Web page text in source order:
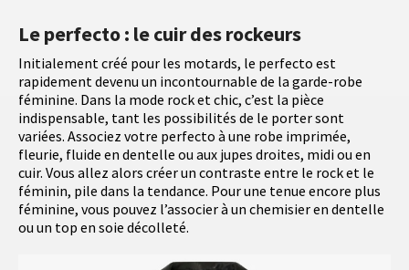
Le perfecto : le cuir des rockeurs
Initialement créé pour les motards, le perfecto est
rapidement devenu un incontournable de la garde-robe
féminine. Dans la mode rock et chic, c’est la pièce
indispensable, tant les possibilités de le porter sont
variées. Associez votre perfecto à une robe imprimée,
fleurie, fluide en dentelle ou aux jupes droites, midi ou en
cuir. Vous allez alors créer un contraste entre le rock et le
féminin, pile dans la tendance. Pour une tenue encore plus
féminine, vous pouvez l’associer à un chemisier en dentelle
ou un top en soie décolleté.